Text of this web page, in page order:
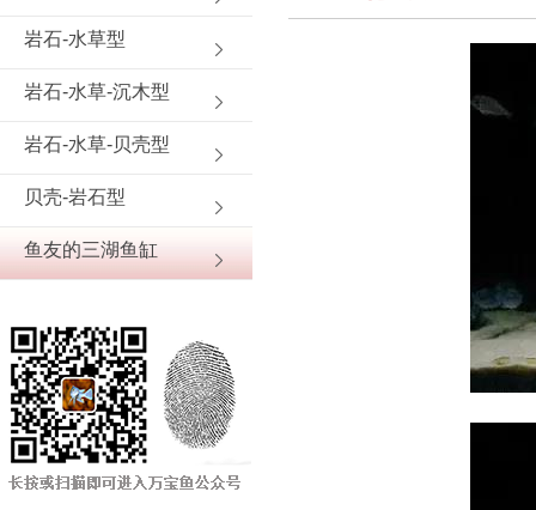
岩石-水草型
岩石-水草-沉木型
岩石-水草-贝壳型
贝壳-岩石型
鱼友的三湖鱼缸